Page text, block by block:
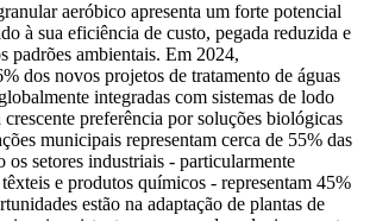
aeróbico apresenta um forte potencial
à sua eficiência de custo, pegada reduzida e
padrões ambientais. Em 2024,
dos novos projetos de tratamento de águas
integradas com sistemas de lodo
preferência por soluções biológicas
municipais representam cerca de 55% das
os setores industriais - particularmente
e produtos químicos - representam 45%
estão na adaptação de plantas de